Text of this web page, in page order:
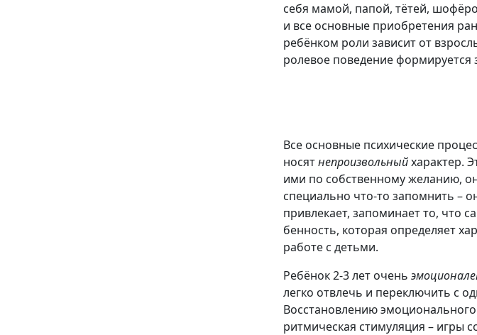
себя мамой, папой, тётей,
и все основные приобретения
ребёнком роли зависит от
ролевое поведение формируется
Все основные психические
носятнепроизвольныйхарактер.
ими по собственному желанию,
специально что-то запомнить –
привлекает, запо­минает то, что
бенность, которая определяет
работе с детьми.
Ребёнок 2-3 лет очень
легко отвлечь и переключить с
Восстановлению
ритмическая стимуляция – игры